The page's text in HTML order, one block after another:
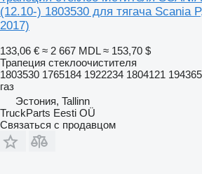
(12.10-) 1803530 для тягача Scania
2017)
133,06 € ≈ 2 667 MDL ≈ 153,70 $
Трапеция стеклоочистителя
1803530 1765184 1922234 1804121
газ
Эстония, Tallinn
TruckParts Eesti OÜ
Связаться с продавцом